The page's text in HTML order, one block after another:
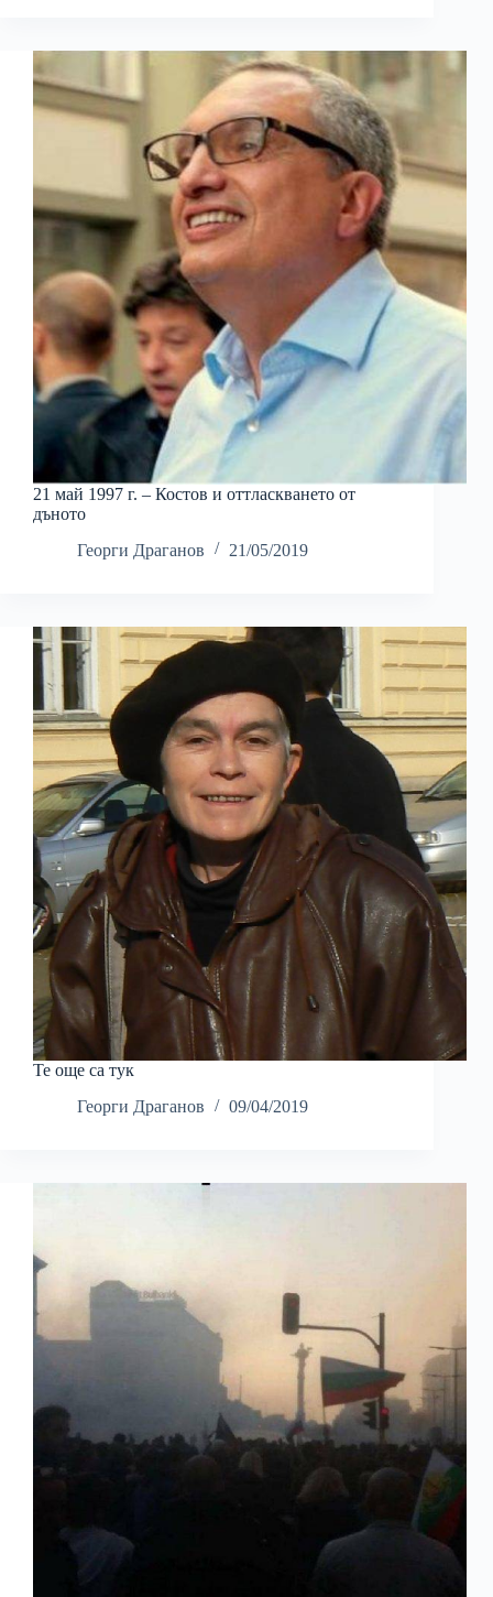
21 май 1997 г. – Костов и оттласкването от
дъното
Георги Драганов
21/05/2019
Те още са тук
Георги Драганов
09/04/2019